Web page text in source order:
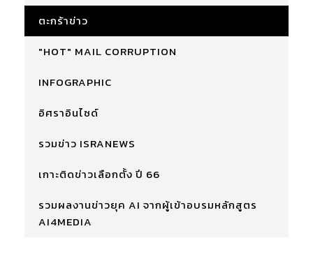
ตะกร้าข่าว
"HOT" MAIL CORRUPTION
INFOGRAPHIC
อิศราอินไซด์
รวมข่าว ISRANEWS
เกาะติดข่าวเลือกตั้ง ปี 66
รวมผลงานข่าวยุค AI จากผู้เข้าอบรมหลักสูตร
AI4MEDIA